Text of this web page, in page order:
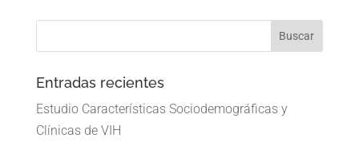
Entradas recientes
Estudio Características Sociodemográficas y
Clínicas de VIH